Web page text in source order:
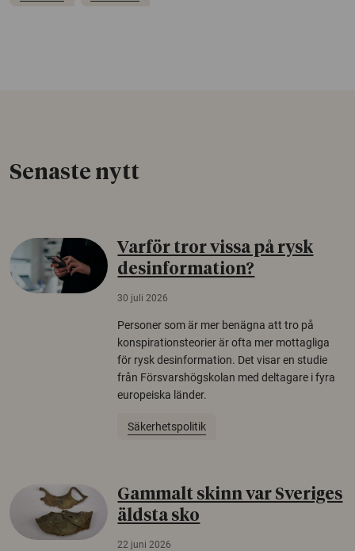
Senaste nytt
Varför tror vissa på rysk
desinformation?
30 juli 2026
Personer som är mer benägna att tro på
konspirationsteorier är ofta mer mottagliga
för rysk desinformation. Det visar en studie
från Försvarshögskolan med deltagare i fyra
europeiska länder.
Säkerhetspolitik
Gammalt skinn var Sveriges
äldsta sko
22 juni 2026